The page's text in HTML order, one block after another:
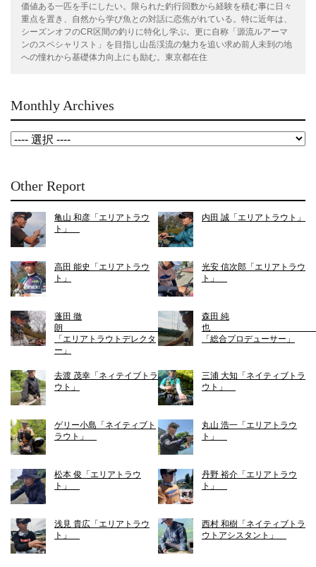
価値ある一匹を手にしたい。限られた釣行回数から経験を積む事に日々
重点を置き、自然から学び魚との対話に恋焦がれている。特に近年は、
シーズンオフのCR区間の釣りに特化し学ぶ。更に自称「源流ルアーマ
ンのスペシャリスト」を目指し山岳渓流の魅力を追い求め前人未到の地
への憧れから基礎体力向上にも励む。東京都在住
Monthly Archives
Other Report
亀山 和彦「エリアトラウ
ト」
内田 誠「エリアトラウト」
高田 能史「エリアトラウ
ト」
光安 信次郎「エリアトラウ
ト」
蓬田 徹
朗
「エリアトラウトデレクタ
ー」
森田 純
「総合プロデューサー」
去渡 茂幸「ネィテイブトラ
ウト」
三浦 大知「ネイティブトラ
ウト」
ゲリー小島「ネイティブト
ラウト」
丸山 浩一「エリアトラウ
ト」
松本 俊「エリアトラウ
ト」
丹野 裕介「エリアトラウ
ト」
浅見 貴広「エリアトラウ
ト」
西村 和樹「ネイティブトラ
ウトアシスタント」